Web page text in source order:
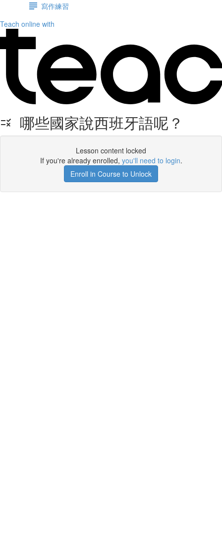
寫作練習
Teach online with
哪些國家說西班牙語呢？
Lesson content locked
If you're already enrolled, you'll need to login.
Enroll in Course to Unlock